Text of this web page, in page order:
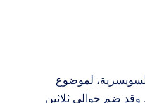
الخارجية السويسرية، لموضوع
وقد ضم حوالي ثلاثين